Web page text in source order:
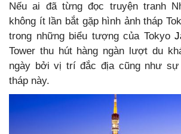
Nếu ai đã từng đọc truyện tranh
không ít lần bắt gặp hình ảnh tháp
trong những biểu tượng của Tokyo
Tower thu hút hàng ngàn lượt du
ngày bởi vị trí đắc địa cũng như sự
tháp này.